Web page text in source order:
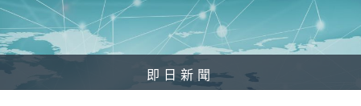
即日新聞